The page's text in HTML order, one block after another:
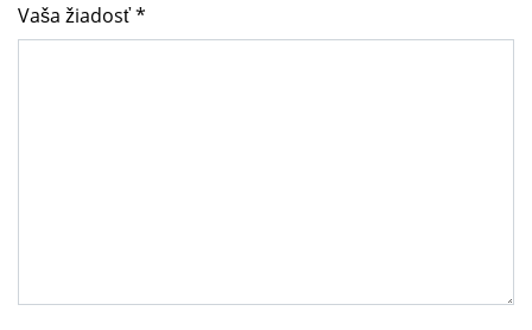
Vaša žiadosť *